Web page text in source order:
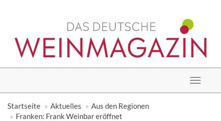
Toggle
Startseite
Aktuelles
Aus den Regionen
Franken: Frank Weinbar eröffnet